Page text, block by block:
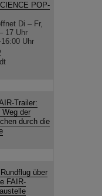
POP-
Di – Fr,
17 Uhr
Uhr
Trailer:
Weg der
durch die
Rundflug über
FAIR-